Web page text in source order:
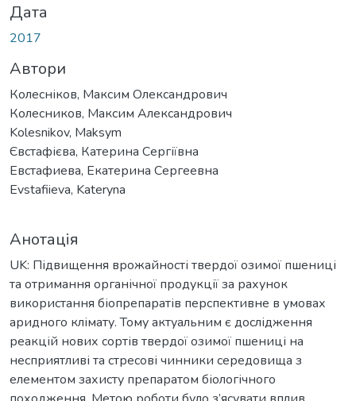
Дата
2017
Автори
Колесніков, Максим Олександрович
Колесников, Максим Александрович
Kolesnikov, Maksym
Євстафієва, Катерина Сергіївна
Евстафиева, Екатерина Сергеевна
Evstafiieva, Kateryna
Анотація
UK: Підвищення врожайності твердої озимої пшениці
та отримання органічної продукції за рахунок
використання біопрепаратів перспективне в умовах
аридного клімату. Тому актуальним є дослідження
реакцій нових сортів твердої озимої пшениці на
несприятливі та стресові чинники середовища з
елементом захисту препаратом біологічного